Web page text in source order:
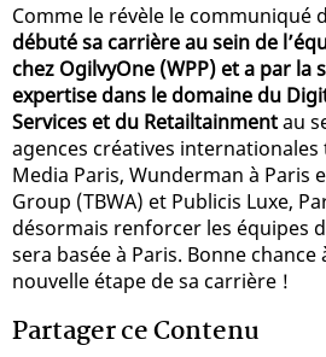
Comme le révèle le communiqué
débuté sa carrière au sein de
chez OgilvyOne (WPP) et a par la
expertise dans le domaine du
Services et du Retailtainmentau
agences créatives internationales
Media Paris, Wunderman à Paris
Group (TBWA) et Publicis Luxe,
désormais renforcer les équipes
sera basée à Paris. Bonne
nouvelle étape de sa carrière !
Partager ce Contenu